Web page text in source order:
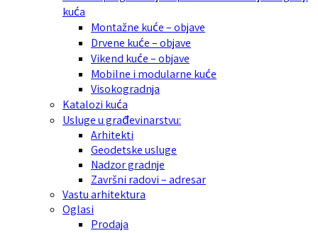
kuća
Montažne kuće – objave
Drvene kuće – objave
Vikend kuće – objave
Mobilne i modularne kuće
Visokogradnja
Katalozi kuća
Usluge u građevinarstvu:
Arhitekti
Geodetske usluge
Nadzor gradnje
Završni radovi – adresar
Vastu arhitektura
Oglasi
Prodaja